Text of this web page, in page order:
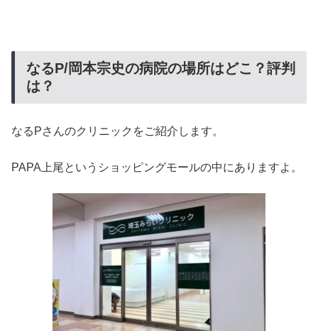
なるP/岡本宗史の病院の場所はどこ？評判
は？
なるPさんのクリニックをご紹介します。
PAPA上尾というショッピングモールの中にありますよ。